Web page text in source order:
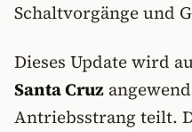
Schaltvorgänge und
Dieses Update wird
Santa Cruz
Antriebsstrang teilt.